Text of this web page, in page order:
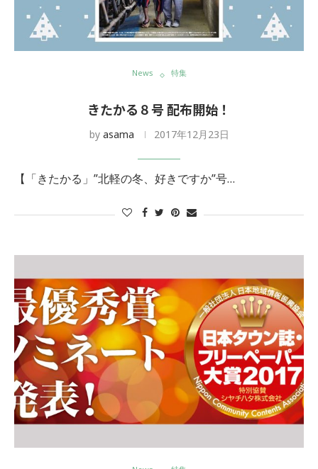
News 特集
きたかる８号 配布開始！
byasama 2017年12月23日
【「きたかる」”北軽の冬、好きですか”号…